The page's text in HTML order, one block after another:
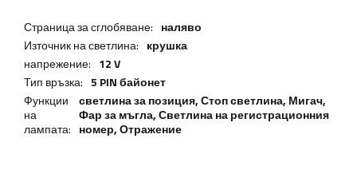
Страница за сглобяване: наляво
Източник на светлина: крушка
напрежение: 12 V
Тип връзка: 5 PIN байонет
Функции
на
лампата:
светлина за позиция,Стоп светлина, Мигач,
Фар за мъгла,Светлина на регистрационния
номер,Отражение